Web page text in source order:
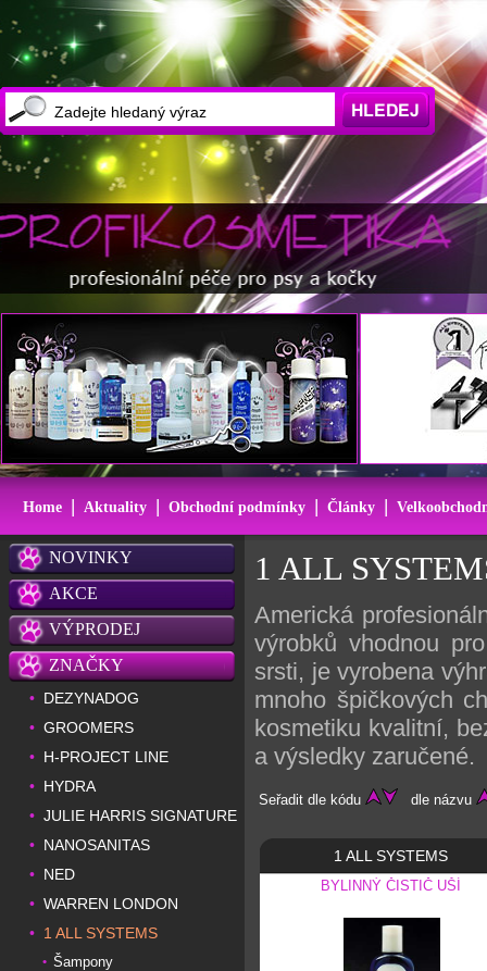
Home | Aktuality | Obchodní podmínky | Články |
NOVINKY
AKCE
VÝPRODEJ
ZNAČKY
• DEZYNADOG
• GROOMERS
• H-PROJECT LINE
• HYDRA
• JULIE HARRIS SIGNATURE
• NANOSANITAS
• NED
• WARREN LONDON
• 1 ALL SYSTEMS
• Šampony
1 ALL
Americká
výrobků vhodnou
srsti, je vyrobena
mnoho špičkových
kosmetiku kvalitní,
a výsledky zaručené.
Seřadit dle kódu dle názvu
1 ALL SYSTEMS
BYLINNÝ ČISTIČ UŠÍ